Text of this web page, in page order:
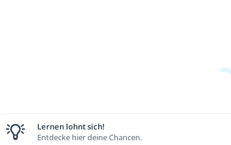
Lernen lohnt sich!
Entdecke hier deine Chancen.